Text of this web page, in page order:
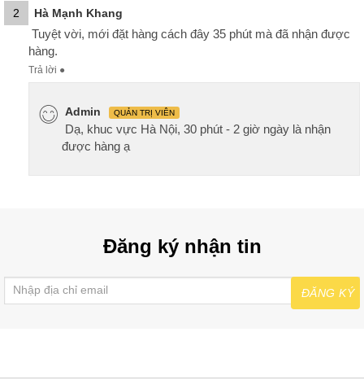
2 Hà Mạnh Khang
Tuyệt vời, mới đặt hàng cách đây 35 phút mà đã nhận được
hàng.
Trả lời ●
Admin QUẢN TRỊ VIÊN
Dạ, khuc vực Hà Nội, 30 phút - 2 giờ ngày là nhận
được hàng ạ
Đăng ký nhận tin
ĐĂNG KÝ